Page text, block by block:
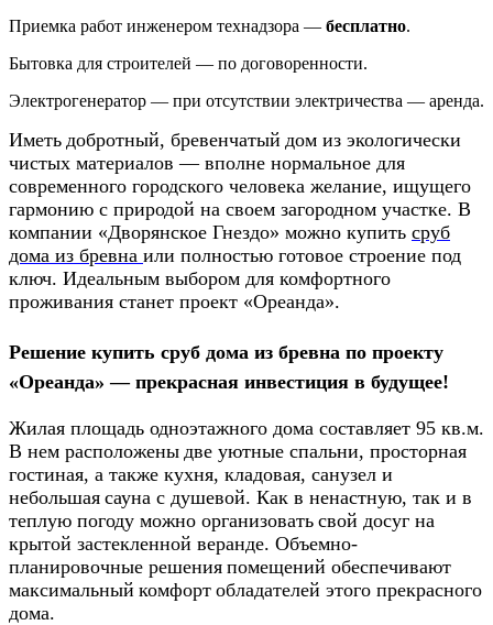
Приемка работ инженером технадзора — бесплатно.
Бытовка для строителей — по договоренности.
Электрогенератор — при отсутствии электричества — аренда.
Иметь добротный, бревенчатый дом из экологически
чистых материалов — вполне нормальное для
современного городского человека желание, ищущего
гармонию с природой на своем загородном участке. В
компании «Дворянское Гнездо» можно купить сруб
дома из бревна или полностью готовое строение под
ключ. Идеальным выбором для комфортного
проживания станет проект «Ореанда».
Решение купить сруб дома из бревна по проекту
«Ореанда» — прекрасная инвестиция в будущее!
Жилая площадь одноэтажного дома составляет 95 кв.м.
В нем расположены две уютные спальни, просторная
гостиная, а также кухня, кладовая, санузел и
небольшая сауна с душевой. Как в ненастную, так и в
теплую погоду можно организовать свой досуг на
крытой застекленной веранде. Объемно-
планировочные решения помещений обеспечивают
максимальный комфорт обладателей этого прекрасного
дома.